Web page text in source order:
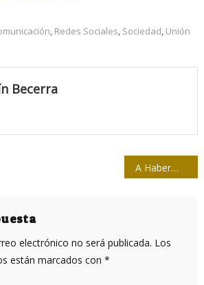
Redes Sociales Sociedad Unión
Becerra
A Habermas no le gusta Twitter
electrónico no será publicada. Los
están marcados con *